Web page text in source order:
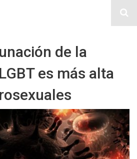
de la
es más alta